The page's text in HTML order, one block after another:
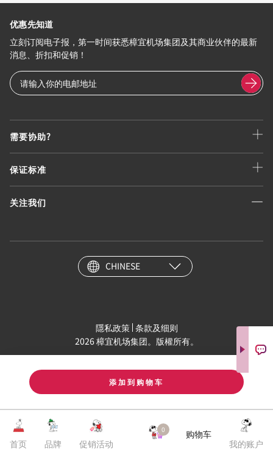
首页 品牌 促销活动
0
购物车
我的账户
添加到购物车
需要协助?
保证标准
关注我们
优惠先知道
立刻订阅电子报，第一时间获悉樟宜机场集团及其商业伙伴的最新
消息、折扣和促销！
CHINESE
隱私政策 条款及细则
2026 樟宜机场集团。版權所有。